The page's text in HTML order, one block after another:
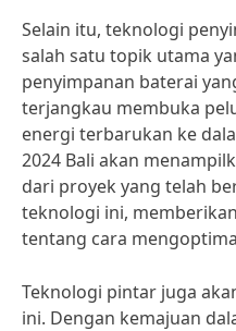
Selain itu, teknologi
salah satu topik utama
penyimpanan baterai
terjangkau membuka
energi terbarukan ke
2024 Bali akan
dari proyek yang telah
teknologi ini,
tentang cara
Teknologi pintar juga
ini. Dengan kemajuan